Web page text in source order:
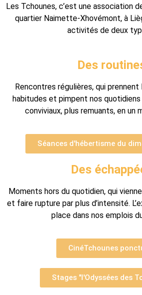
Les Tchounes, c’est une association
quartier Naimette-Xhovémont, à
activités de deux
Des
Rencontres régulières, qui prennent
habitudes et pimpent nos
conviviaux, plus remuants, en un
Séances d'hébertisme du
Des
Moments hors du quotidien, qui
et faire rupture par plus d’intensité.
place dans nos emplois
CinéTchounes
Stages "l'Odyssées des